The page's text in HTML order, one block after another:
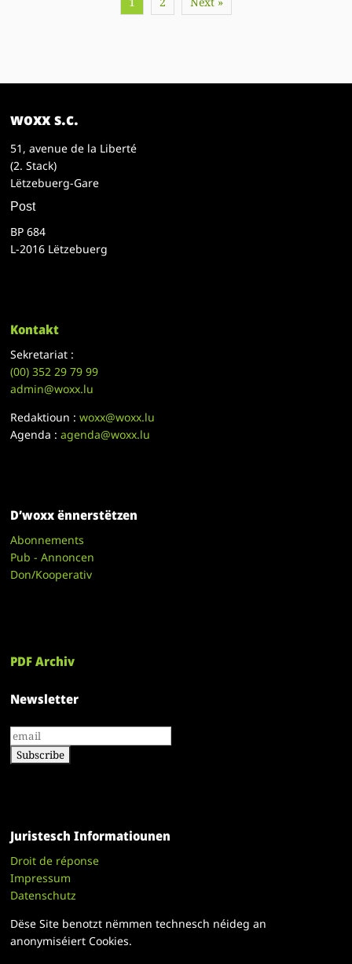
woxx s.c.
51, avenue de la Liberté
(2. Stack)
Lëtzebuerg-Gare
Post
BP 684
L-2016 Lëtzebuerg
Kontakt
Sekretariat :
(00)352 29 79 99
admin@woxx.lu
Redaktioun :woxx@woxx.lu
Agenda :agenda@woxx.lu
D’woxx ënnerstëtzen
Abonnements
Pub - Annoncen
Don/Kooperativ
PDF Archiv
Newsletter
Juristesch Informatiounen
Droit de réponse
Impressum
Datenschutz
Dëse Site benotzt nëmmen technesch néideg an
anonymiséiert Cookies.